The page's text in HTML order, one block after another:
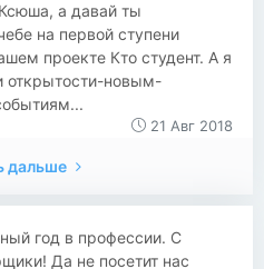
а давай ты
на первой ступени
проекте Кто студент. А я
открытости-новым-
21 Авг 2018
дальше
год в профессии. С
Да не посетит нас